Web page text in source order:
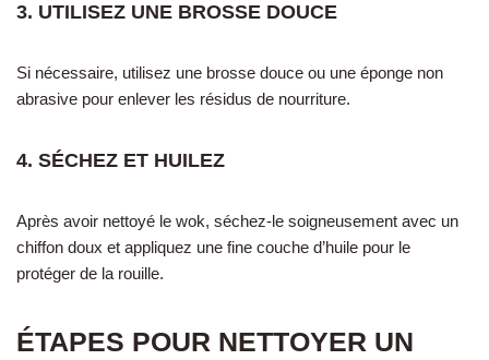
3. UTILISEZ UNE BROSSE DOUCE
Si nécessaire, utilisez une brosse douce ou une éponge non
abrasive pour enlever les résidus de nourriture.
4. SÉCHEZ ET HUILEZ
Après avoir nettoyé le wok, séchez-le soigneusement avec un
chiffon doux et appliquez une fine couche d’huile pour le
protéger de la rouille.
ÉTAPES POUR NETTOYER UN